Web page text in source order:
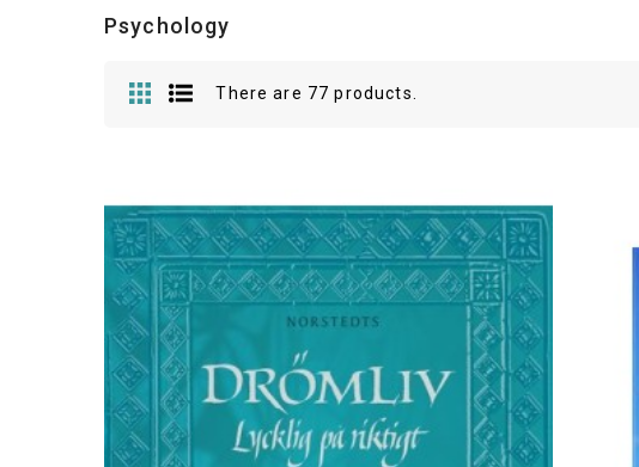
Psychology
There are 77 products.